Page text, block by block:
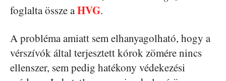
foglalta össze aHVG.
A probléma amiatt sem elhanyagolható, hogy a
vérszívók által terjesztett kórok zömére nincs
ellenszer, sem pedig hatékony védekezési